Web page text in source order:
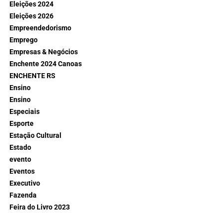
Eleições 2024
Eleições 2026
Empreendedorismo
Emprego
Empresas & Negócios
Enchente 2024 Canoas
ENCHENTE RS
Ensino
Ensino
Especiais
Esporte
Estação Cultural
Estado
evento
Eventos
Executivo
Fazenda
Feira do Livro 2023